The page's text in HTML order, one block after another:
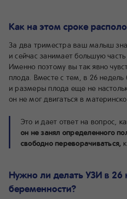
Как на этом сроке
За два триместра ваш малыш
и сейчас занимает большую
Именно поэтому вы так явно
плода. Вместе с тем, в 26 недель
и размеры плода еще не
он не мог двигаться в
Это и дает ответ на вопрос,
он не занял определенного
свободно переворачиваться,
Нужно ли делать УЗИ в 26
беременности?